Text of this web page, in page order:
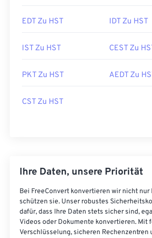
EDT Zu HST IDT Zu HST
IST Zu HST CEST Zu
PKT Zu HST AEDT Zu
CST Zu HST
Ihre Daten, unsere Priorität
Bei FreeConvert konvertieren wir nicht nur
schützen sie. Unser robustes
dafür, dass Ihre Daten stets sicher sind,
Videos oder Dokumente konvertieren.
Verschlüsselung, sicheren Rechenzentren